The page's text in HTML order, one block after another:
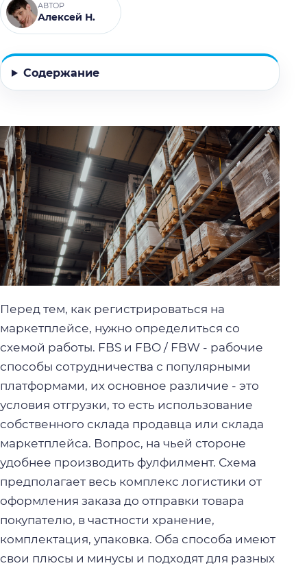
АВТОР
Алексей Н.
Содержание
Перед тем, как регистрироваться на
маркетплейсе, нужно определиться со
схемой работы. FBS и FBO / FBW - рабочие
способы сотрудничества с популярными
платформами, их основное различие - это
условия отгрузки, то есть использование
собственного склада продавца или склада
маркетплейса. Вопрос, на чьей стороне
удобнее производить фулфилмент. Схема
предполагает весь комплекс логистики от
оформления заказа до отправки товара
покупателю, в частности хранение,
комплектация, упаковка. Оба способа имеют
свои плюсы и минусы и подходят для разных